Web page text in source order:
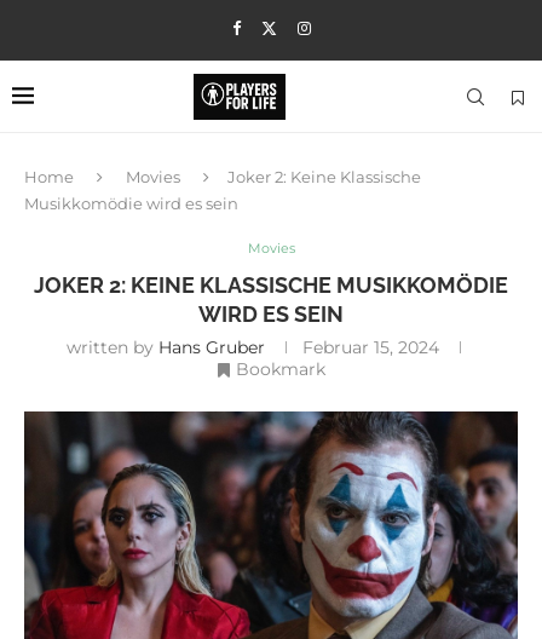
Home Movies
Joker 2: Keine Klassische
Musikkomödie wird es sein
Movies
JOKER 2: KEINE KLASSISCHE MUSIKKOMÖDIE
WIRD ES SEIN
written by Hans Gruber
Februar 15, 2024
Bookmark